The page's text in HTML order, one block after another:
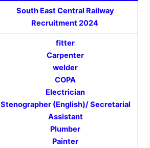
South East Central Railway
Recruitment 2024
fitter
Carpenter
welder
COPA
Electrician
Stenographer (English)/ Secretarial
Assistant
Plumber
Painter